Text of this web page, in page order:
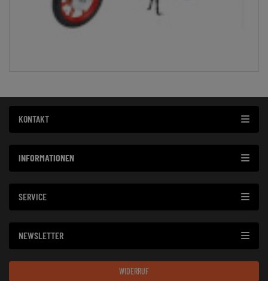
KONTAKT
INFORMATIONEN
SERVICE
NEWSLETTER
WIDERRUF